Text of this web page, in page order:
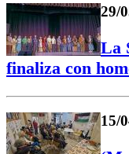
29/
La
finaliza con
15/